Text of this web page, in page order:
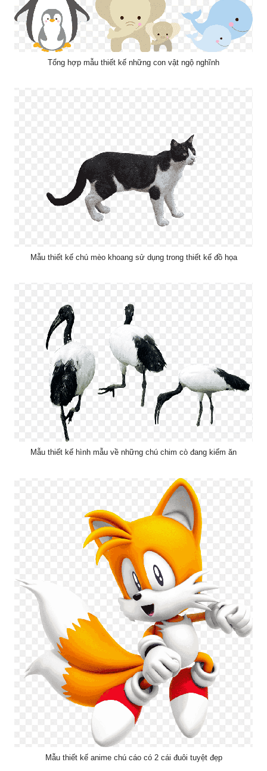
Tổng hợp mẫu thiết kế những con vật ngộ nghĩnh
Mẫu thiết kế chú mèo khoang sử dụng trong thiết kế đồ họa
Mẫu thiết kế hình mẫu về những chú chim cò đang kiếm ăn
Mẫu thiết kế anime chú cáo có 2 cái đuôi tuyệt đẹp